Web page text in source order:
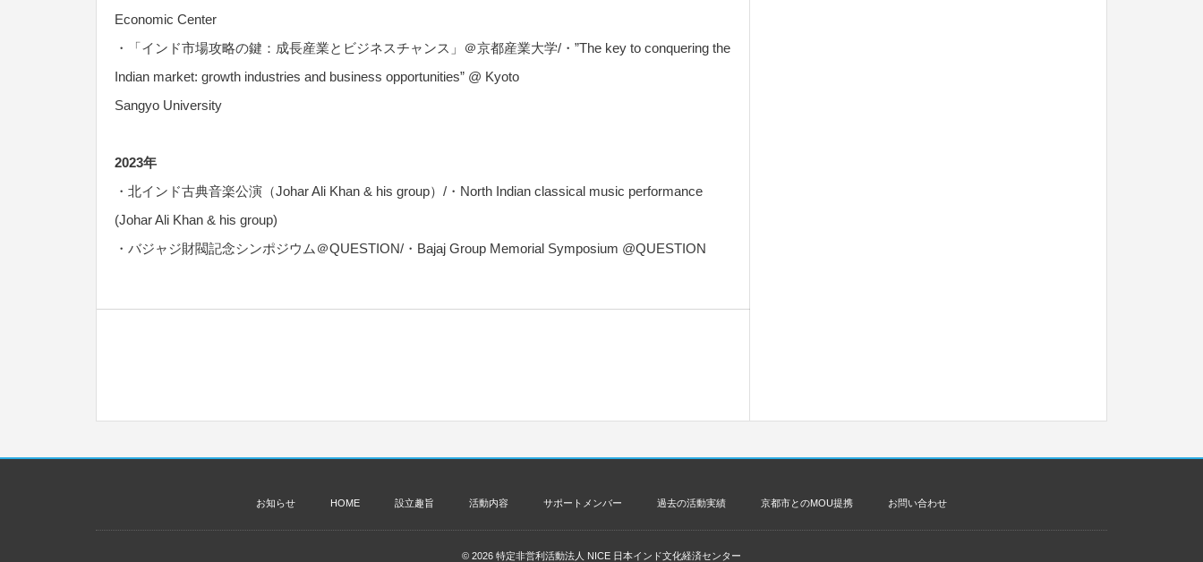
Economic Center
・「インド市場攻略の鍵：成長産業とビジネスチャンス」＠京都産業大学/・”The key to conquering the
Indian market: growth industries and business opportunities” @ Kyoto
Sangyo University
2023年
・北インド古典音楽公演（Johar Ali Khan & his group）/・North Indian classical music performance
(Johar Ali Khan & his group)
・バジャジ財閥記念シンポジウム＠QUESTION/・Bajaj Group Memorial Symposium @QUESTION
お知らせ HOME 設立趣旨 活動内容 サポートメンバー 過去の活動実績 京都市とのMOU提携 お問い合わせ
© 2026 特定非営利活動法人 NICE 日本インド文化経済センター